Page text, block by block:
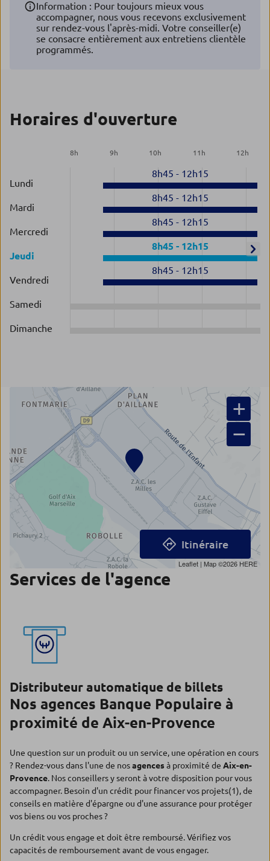
Information : Pour toujours mieux vous
accompagner, nous vous recevons exclusivement
sur rendez-vous l'après-midi. Votre conseiller(e)
se consacre entièrement aux entretiens clientèle
programmés.
Horaires d'ouverture
8h 9h 10h 11 h 12h
Lundi
8h45 - 12h15
Mardi
8h45 - 12h15
Mercredi
8h45 - 12h15
Jeudi
8h45 - 12h15
Vendredi
8h45 - 12h15
Samedi
Dimanche
+
−
Leaflet | Map ©2026 HERE
Itinéraire
Services de l'agence
Distributeur automatique de billets
Nos agences Banque Populaire à
proximité de Aix-en-Provence
Une question sur un produit ou un service, une opération en cours
? Rendez-vous dans l'une de nosagencesà proximité de Aix-en-
Provence. Nos conseillers y seront à votre disposition pour vous
accompagner. Besoin d'un crédit pour financer vos projets(1), de
conseils en matière d'épargne ou d'une assurance pour protéger
vos biens ou vos proches ?
Un crédit vous engage et doit être remboursé. Vérifiez vos
capacités de remboursement avant de vous engager.